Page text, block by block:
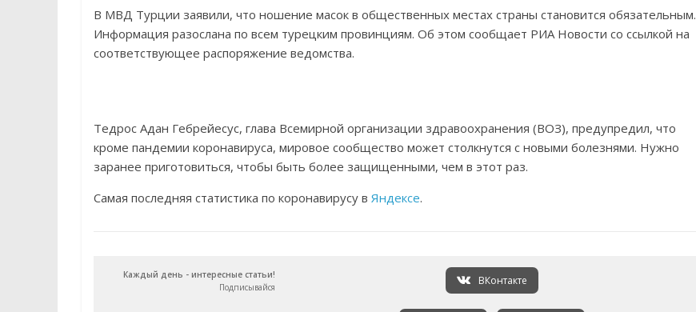
В МВД Турции заявили, что ношение масок в общественных местах страны становится обязательным.
Информация разослана по всем турецким провинциям. Об этом сообщает РИА Новости со ссылкой на
соответствующее распоряжение ведомства.
Тедрос Адан Гебрейесус, глава Всемирной организации здравоохранения (ВОЗ), предупредил, что
кроме пандемии коронавируса, мировое сообщество может столкнутся с новыми болезнями. Нужно
заранее приготовиться, чтобы быть более защищенными, чем в этот раз.
Самая последняя статистика по коронавирусу в Яндексе.
Каждый день - интересные статьи!
Подписывайся
ВКонтакте